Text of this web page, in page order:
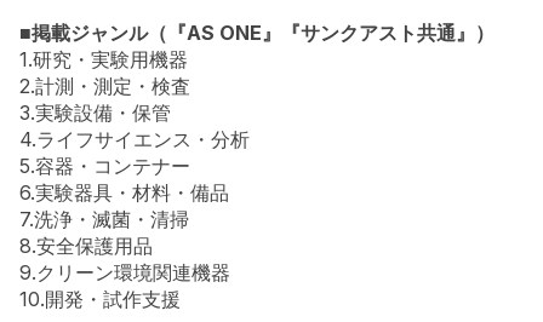
■掲載ジャンル（『AS ONE』『サンクアスト共通』）
1.研究・実験用機器
2.計測・測定・検査
3.実験設備・保管
4.ライフサイエンス・分析
5.容器・コンテナー
6.実験器具・材料・備品
7.洗浄・滅菌・清掃
8.安全保護用品
9.クリーン環境関連機器
10.開発・試作支援